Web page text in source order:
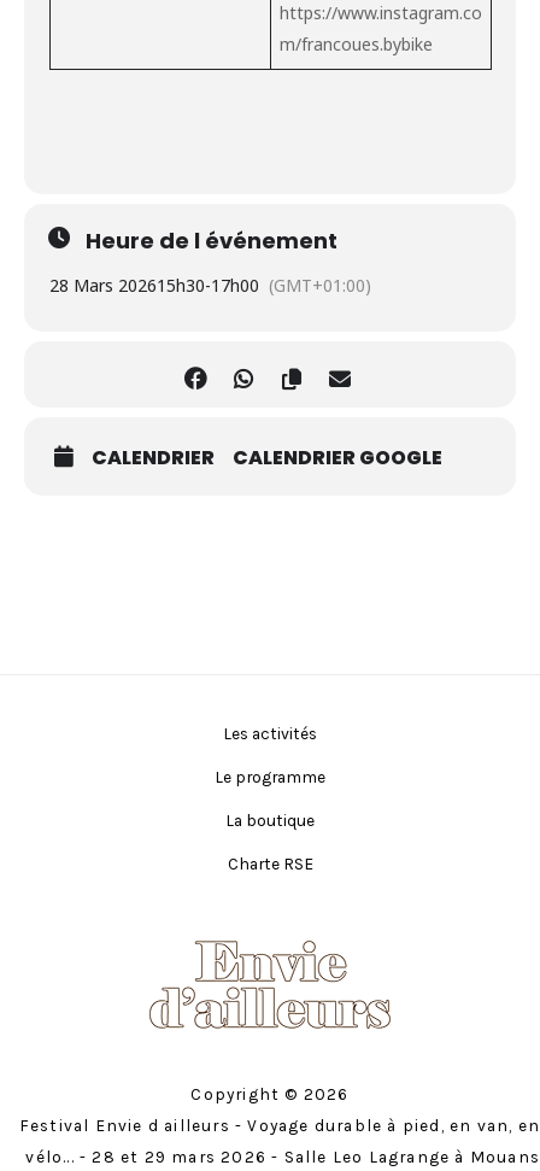
https://www.instagram.co
m/francoues.bybike
Heure de l événement
28 Mars 202615h30-17h00 (GMT+01:00)
CALENDRIER CALENDRIER GOOGLE
Les activités
Le programme
La boutique
Charte RSE
Copyright © 2026
Festival Envie d ailleurs - Voyage durable à pied, en van, en
vélo... - 28 et 29 mars 2026 - Salle Leo Lagrange à Mouans